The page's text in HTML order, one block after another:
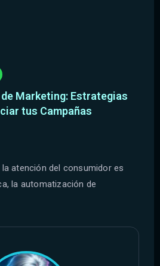
Marketing: Estrategias
tus Campañas
atención del consumidor es
la automatización de